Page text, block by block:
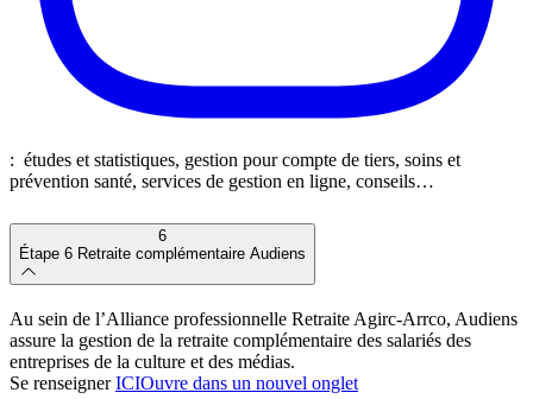
: études et statistiques, gestion pour compte de tiers, soins et
prévention santé, services de gestion en ligne, conseils…
6
Étape 6 Retraite complémentaire Audiens
Au sein de l’Alliance professionnelle Retraite Agirc-Arrco, Audiens
assure la gestion de la retraite complémentaire des salariés des
entreprises de la culture et des médias.
Se renseignerICIOuvre dans un nouvel onglet